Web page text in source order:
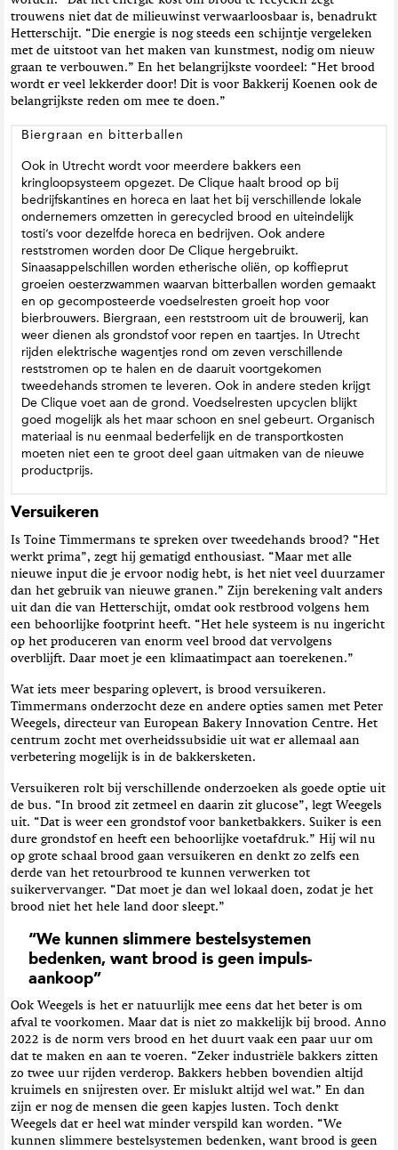
trouwens niet dat de milieuwinst verwaarloosbaar is, benadrukt
Hetterschijt. “Die energie is nog steeds een schijntje vergeleken
met de uitstoot van het maken van kunstmest, nodig om nieuw
graan te verbouwen.” En het belangrijkste voordeel: “Het brood
wordt er veel lekkerder door! Dit is voor Bakkerij Koenen ook de
belangrijkste reden om mee te doen.”
Biergraan en bitterballen
Ook in Utrecht wordt voor meerdere bakkers een
kringloopsysteem opgezet. De Clique haalt brood op bij
bedrijfskantines en horeca en laat het bij verschillende lokale
ondernemers omzetten in gerecycled brood en uiteindelijk
tosti’s voor dezelfde horeca en bedrijven. Ook andere
reststromen worden door De Clique hergebruikt.
Sinaasappelschillen worden etherische oliën, op koffieprut
groeien oesterzwammen waarvan bitterballen worden gemaakt
en op gecomposteerde voedselresten groeit hop voor
bierbrouwers. Biergraan, een reststroom uit de brouwerij, kan
weer dienen als grondstof voor repen en taartjes. In Utrecht
rijden elektrische wagentjes rond om zeven verschillende
reststromen op te halen en de daaruit voortgekomen
tweedehands stromen te leveren. Ook in andere steden krijgt
De Clique voet aan de grond. Voedselresten upcyclen blijkt
goed mogelijk als het maar schoon en snel gebeurt. Organisch
materiaal is nu eenmaal bederfelijk en de transportkosten
moeten niet een te groot deel gaan uitmaken van de nieuwe
productprijs.
Versuikeren
Is Toine Timmermans te spreken over tweedehands brood? “Het
werkt prima”, zegt hij gematigd enthousiast. “Maar met alle
nieuwe input die je ervoor nodig hebt, is het niet veel duurzamer
dan het gebruik van nieuwe granen.” Zijn berekening valt anders
uit dan die van Hetterschijt, omdat ook restbrood volgens hem
een behoorlijke footprint heeft. “Het hele systeem is nu ingericht
op het produceren van enorm veel brood dat vervolgens
overblijft. Daar moet je een klimaatimpact aan toerekenen.”
Wat iets meer besparing oplevert, is brood versuikeren.
Timmermans onderzocht deze en andere opties samen met Peter
Weegels, directeur van European Bakery Innovation Centre. Het
centrum zocht met overheidssubsidie uit wat er allemaal aan
verbetering mogelijk is in de bakkersketen.
Versuikeren rolt bij verschillende onderzoeken als goede optie uit
de bus. “In brood zit zetmeel en daarin zit glucose”, legt Weegels
uit. “Dat is weer een grondstof voor banketbakkers. Suiker is een
dure grondstof en heeft een behoorlijke voetafdruk.” Hij wil nu
op grote schaal brood gaan versuikeren en denkt zo zelfs een
derde van het retourbrood te kunnen verwerken tot
suikervervanger. “Dat moet je dan wel lokaal doen, zodat je het
brood niet het hele land door sleept.”
“We kunnen slimmere bestelsystemen
bedenken, want brood is geen impuls-
aankoop”
Ook Weegels is het er natuurlijk mee eens dat het beter is om
afval te voorkomen. Maar dat is niet zo makkelijk bij brood. Anno
2022 is de norm vers brood en het duurt vaak een paar uur om
dat te maken en aan te voeren. “Zeker industriële bakkers zitten
zo twee uur rijden verderop. Bakkers hebben bovendien altijd
kruimels en snijresten over. Er mislukt altijd wel wat.” En dan
zijn er nog de mensen die geen kapjes lusten. Toch denkt
Weegels dat er heel wat minder verspild kan worden. “We
kunnen slimmere bestelsystemen bedenken, want brood is geen